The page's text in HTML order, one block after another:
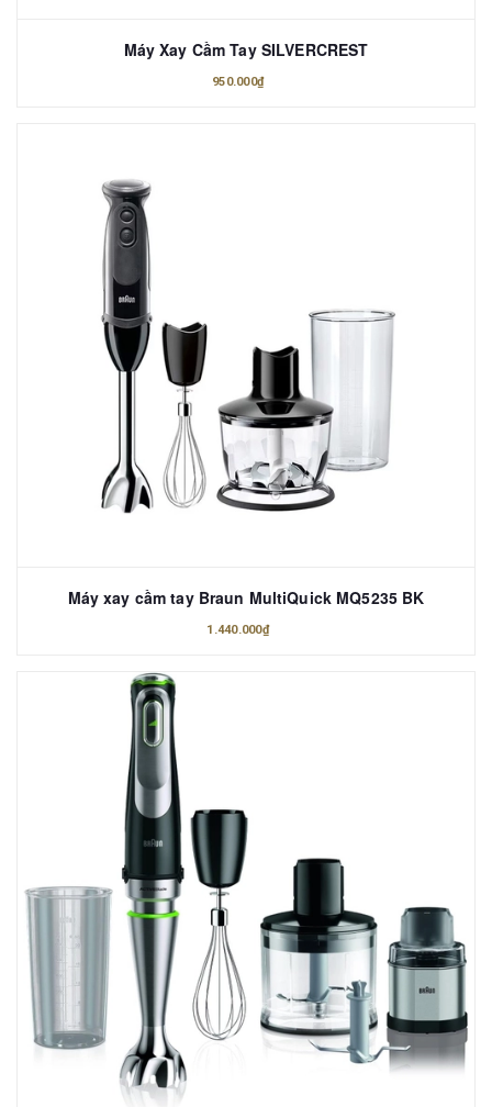
Máy Xay Cầm Tay SILVERCREST
950.000₫
Máy xay cầm tay Braun MultiQuick MQ5235 BK
1.440.000₫